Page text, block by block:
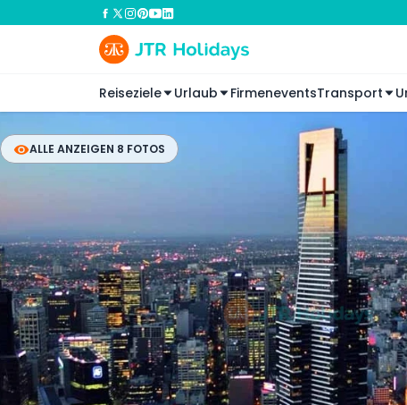
Reiseziele Urlaub FirmeneventsTransport
ALLE ANZEIGEN 8 FOTOS